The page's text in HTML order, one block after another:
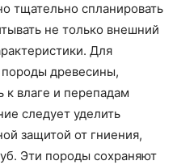
тщательно спланировать
не только внешний
Для
древесины,
к влаге и перепадам
следует уделить
защитой от гниения,
Эти породы сохраняют